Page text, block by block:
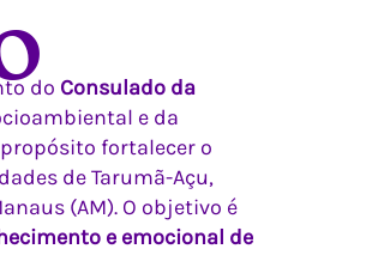
do Consulado da
e da
fortalecer o
de Tarumã-Açu,
(AM). O objetivo é
e emocional de